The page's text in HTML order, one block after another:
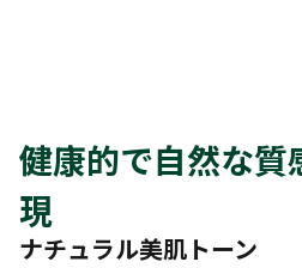
健康的で自然な質
現
ナチュラル美肌トーン